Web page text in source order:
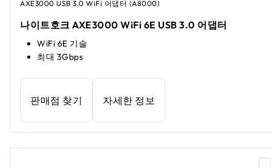
AXE3000 USB 3.0 WiFi 어댑터 (A8000)
나이트호크 AXE3000 WiFi 6E USB 3.0 어댑터
WiFi 6E 기술
최대 3Gbps
판매점 찾기 자세한 정보